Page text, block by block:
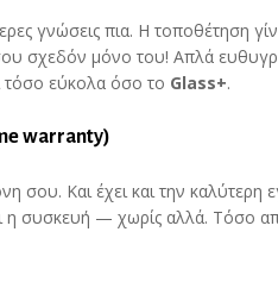
γνώσεις πια. Η τοποθέτηση
σχεδόν μόνο του! Απλά
τόσο εύκολα όσο το Glass+.
warranty)
σου. Και έχει και την
η συσκευή — χωρίς αλλά. Τόσο